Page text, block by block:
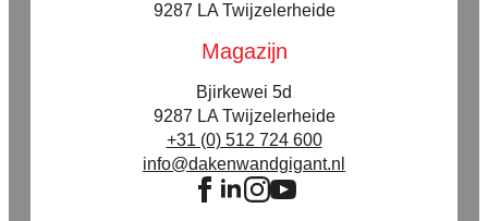
9287 LA Twijzelerheide
Magazijn
Bjirkewei 5d
9287 LA Twijzelerheide
+31 (0) 512 724 600
info@dakenwandgigant.nl